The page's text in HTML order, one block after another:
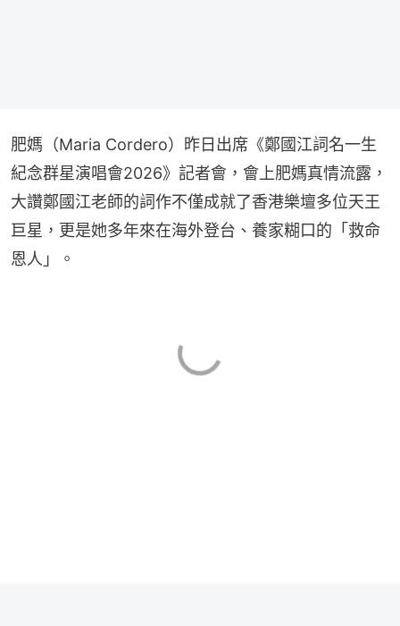
肥媽（Maria Cordero）昨日出席《鄭國江詞名一生
紀念群星演唱會2026》記者會，會上肥媽真情流露，
大讚鄭國江老師的詞作不僅成就了香港樂壇多位天王
巨星，更是她多年來在海外登台、養家糊口的「救命
恩人」。